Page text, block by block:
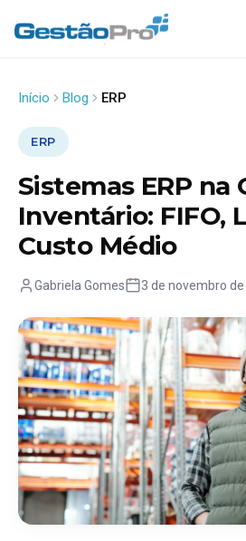
Início Blog ERP
ERP
Sistemas ERP na
Inventário: FIFO,
Custo Médio
Gabriela Gomes 3 de novembro